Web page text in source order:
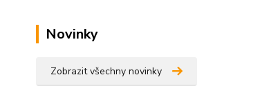
Novinky
Zobrazit všechny novinky